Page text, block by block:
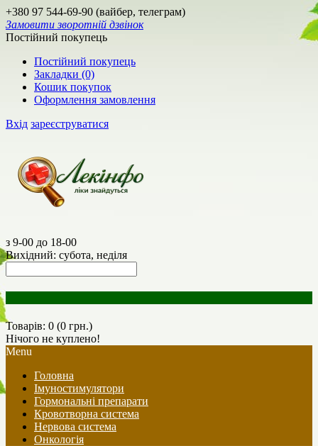
+380 97 544-69-90 (вайбер, телеграм)
Замовити зворотній дзвінок
Постійний покупець
Постійний покупець
Закладки (0)
Кошик покупок
Оформлення замовлення
Вхід зареєструватися
з 9-00 до 18-00
Вихідний: субота, неділя
Товарів: 0 (0 грн.)
Нічого не куплено!
Menu
Головна
Імуностимулятори
Гормональні препарати
Кровотворна система
Нервова система
Онкологія